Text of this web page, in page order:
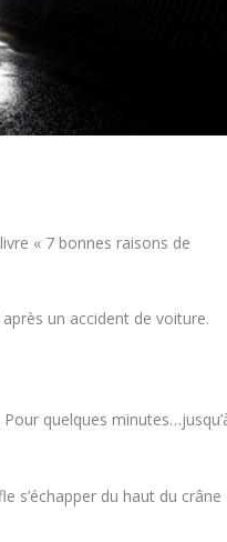
« 7 bonnes raisons de
un accident de voiture.
quelques
s’échapper du haut du crâne